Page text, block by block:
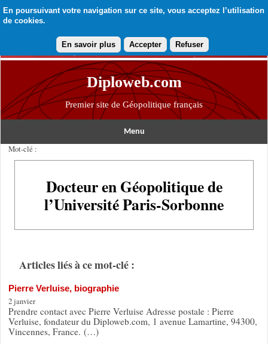
En poursuivant votre navigation sur ce site, vous acceptez l’utilisation
de cookies.
En savoir plus Accepter Refuser
Diploweb.com
Premier site de Géopolitique français
Menu
Mot-clé :
Docteur en Géopolitique de
l’Université Paris-Sorbonne
Articles liés à ce mot-clé :
Pierre Verluise, biographie
2 janvier
Prendre contact avec Pierre Verluise Adresse postale : Pierre
Verluise, fondateur du Diploweb.com, 1 avenue Lamartine, 94300,
Vincennes, France. (…)